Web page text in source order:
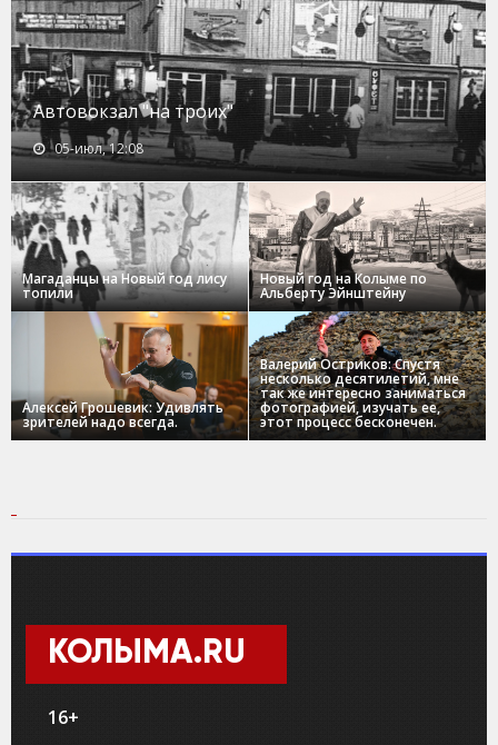
Автовокзал "на троих"
05-июл, 12:08
Магаданцы на Новый год лису
топили
Новый год на Колыме по
Альберту Эйнштейну
Алексей Грошевик: Удивлять
зрителей надо всегда.
Валерий Остриков: Спустя
несколько десятилетий, мне
так же интересно заниматься
фотографией, изучать ее,
этот процесс бесконечен.
КОЛЫМА.RU
16+